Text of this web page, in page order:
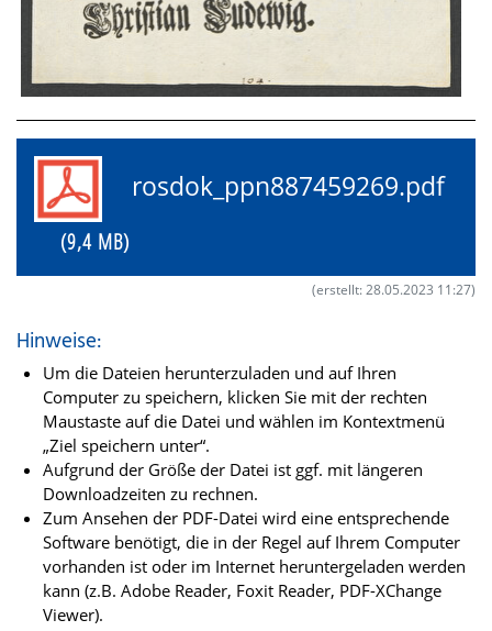
rosdok_ppn887459269.pdf
(9,4 MB)
(erstellt: 28.05.2023 11:27)
Hinweise:
Um die Dateien herunterzuladen und auf Ihren
Computer zu speichern, klicken Sie mit der rechten
Maustaste auf die Datei und wählen im Kontextmenü
„Ziel speichern unter“.
Aufgrund der Größe der Datei ist ggf. mit längeren
Downloadzeiten zu rechnen.
Zum Ansehen der PDF-Datei wird eine entsprechende
Software benötigt, die in der Regel auf Ihrem Computer
vorhanden ist oder im Internet heruntergeladen werden
kann (z.B. Adobe Reader, Foxit Reader, PDF-XChange
Viewer).